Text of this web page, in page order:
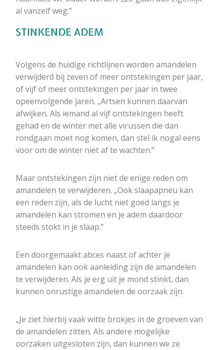
al vanzelf weg.’’
STINKENDE ADEM
Volgens de huidige richtlijnen worden amandelen
verwijderd bij zeven of meer ontstekingen per jaar,
of vijf of meer ontstekingen per jaar in twee
opeenvolgende jaren. „Artsen kunnen daarvan
afwijken. Als iemand al vijf ontstekingen heeft
gehad en de winter met alle virussen die dan
rondgaan moet nog komen, dan stel ik nogal eens
voor om de winter niet af te wachten.”
Maar ontstekingen zijn niet de enige reden om
amandelen te verwijderen. „Ook slaapapneu kan
een reden zijn, als de lucht niet goed langs je
amandelen kan stromen en je adem daardoor
steeds stokt in je slaap.’’
Een doorgemaakt abces naast of achter je
amandelen kan ook aanleiding zijn de amandelen
te verwijderen. Als je erg uit je mond stinkt, dan
kunnen onrustige amandelen de oorzaak zijn.
„Je ziet hierbij vaak witte brokjes in de groeven van
de amandelen zitten. Als andere mogelijke
oorzaken uitgesloten zijn, dan kunnen we ze